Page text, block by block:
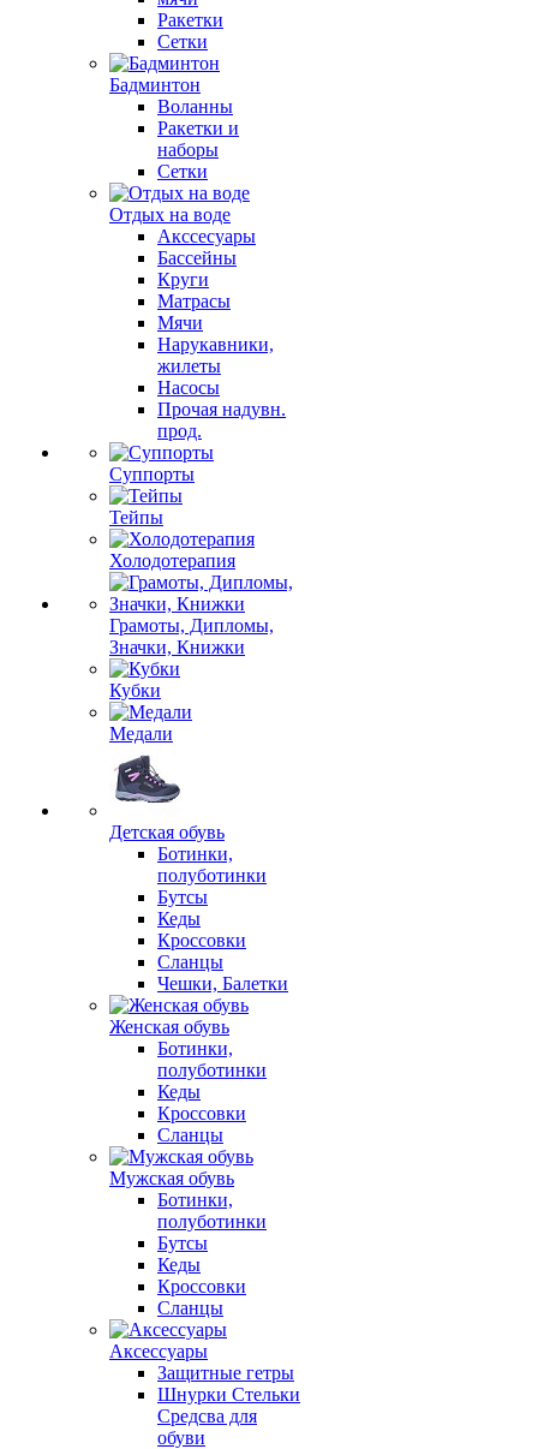
Ракетки
Сетки
Бадминтон
Воланны
Ракетки и
наборы
Сетки
Отдых на воде
Акссесуары
Бассейны
Круги
Матрасы
Мячи
Нарукавники,
жилеты
Насосы
Прочая надувн.
прод.
Суппорты
Тейпы
Холодотерапия
Грамоты, Дипломы,
Значки, Книжки
Кубки
Медали
Детская обувь
Ботинки,
полуботинки
Бутсы
Кеды
Кроссовки
Сланцы
Чешки, Балетки
Женская обувь
Ботинки,
полуботинки
Кеды
Кроссовки
Сланцы
Мужская обувь
Ботинки,
полуботинки
Бутсы
Кеды
Кроссовки
Сланцы
Аксессуары
Защитные гетры
Шнурки Стельки
Средсва для
обуви